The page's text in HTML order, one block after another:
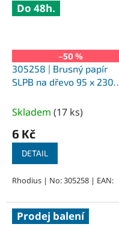
Do 48h.
–50 %
305258 | Brusný papír
SLPB na dřevo 95 x 230
Skladem (17 ks)
6 Kč
DETAIL
Rhodius | No: 305258 | EAN:
Prodej balení